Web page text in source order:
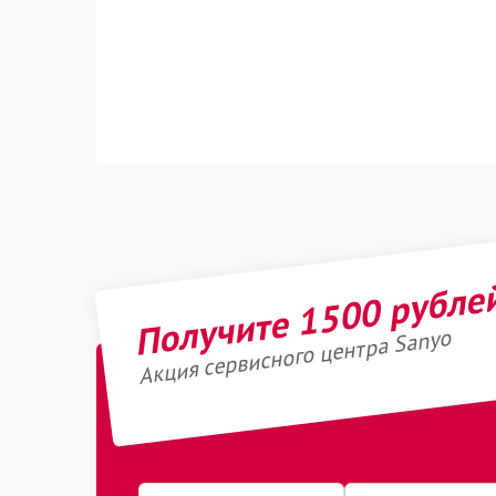
Получите 1500
Акция сервисного центра Sanyo